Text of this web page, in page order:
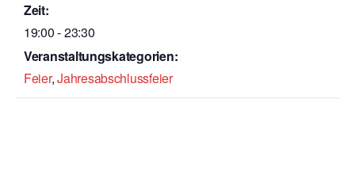
Zeit:
19:00 - 23:30
Veranstaltungskategorien:
Feier,Jahresabschlussfeier